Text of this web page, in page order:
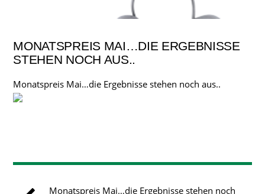
MONATSPREIS MAI…DIE ERGEBNISSE
STEHEN NOCH AUS..
Monatspreis Mai…die Ergebnisse stehen noch aus..
Monatspreis Mai…die Ergebnisse stehen noch